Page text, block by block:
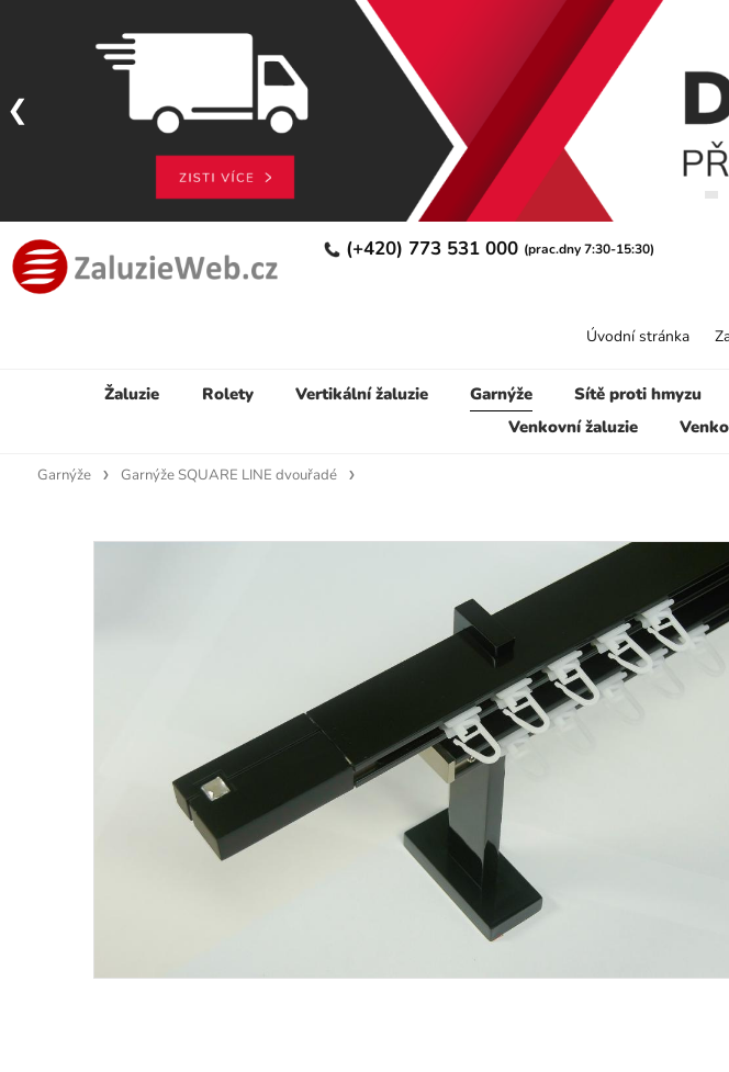
(+420) 773 531 000 (prac.dny 7:30-15:30)
Žaluzie Rolety Vertikální žaluzie Garnýže Sítě proti hmyzu
Venkovní žaluzie
Úvodní stránka
Garnýže Garnýže SQUARE LINE dvouřadé